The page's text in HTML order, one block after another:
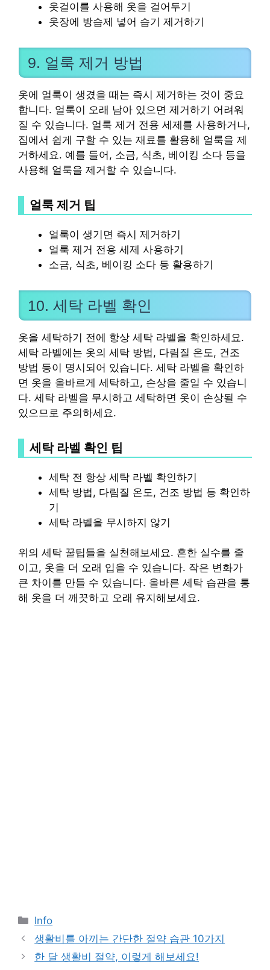
옷걸이를 사용해 옷을 걸어두기
옷장에 방습제 넣어 습기 제거하기
9. 얼룩 제거 방법
옷에 얼룩이 생겼을 때는 즉시 제거하는 것이 중요
합니다. 얼룩이 오래 남아 있으면 제거하기 어려워
질 수 있습니다. 얼룩 제거 전용 세제를 사용하거나,
집에서 쉽게 구할 수 있는 재료를 활용해 얼룩을 제
거하세요. 예를 들어, 소금, 식초, 베이킹 소다 등을
사용해 얼룩을 제거할 수 있습니다.
얼룩 제거 팁
얼룩이 생기면 즉시 제거하기
얼룩 제거 전용 세제 사용하기
소금, 식초, 베이킹 소다 등 활용하기
10. 세탁 라벨 확인
옷을 세탁하기 전에 항상 세탁 라벨을 확인하세요.
세탁 라벨에는 옷의 세탁 방법, 다림질 온도, 건조
방법 등이 명시되어 있습니다. 세탁 라벨을 확인하
면 옷을 올바르게 세탁하고, 손상을 줄일 수 있습니
다. 세탁 라벨을 무시하고 세탁하면 옷이 손상될 수
있으므로 주의하세요.
세탁 라벨 확인 팁
세탁 전 항상 세탁 라벨 확인하기
세탁 방법, 다림질 온도, 건조 방법 등 확인하
기
세탁 라벨을 무시하지 않기
위의 세탁 꿀팁들을 실천해보세요. 흔한 실수를 줄
이고, 옷을 더 오래 입을 수 있습니다. 작은 변화가
큰 차이를 만들 수 있습니다. 올바른 세탁 습관을 통
해 옷을 더 깨끗하고 오래 유지해보세요.
Categories
Info
생활비를 아끼는 간단한 절약 습관 10가지
한 달 생활비 절약, 이렇게 해보세요!